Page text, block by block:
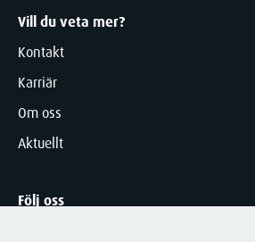
Vill du veta mer?
Kontakt
Karriär
Om oss
Aktuellt
Följ oss